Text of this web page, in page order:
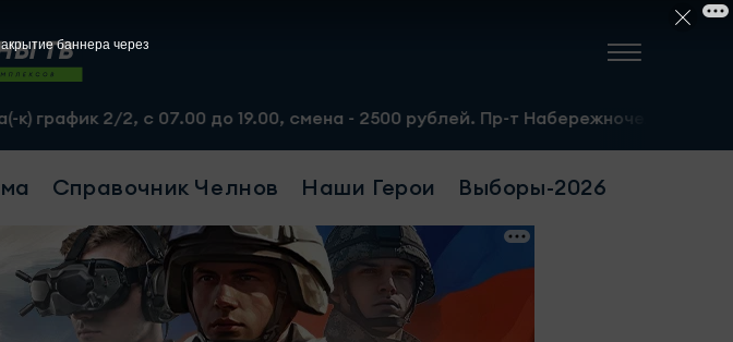
с 07.00 до 19.00, смена - 2500 рублей. Пр-т Набережночелнинский, 13а. Тел.: 8-
Справочник Челнов Наши Герои Выборы-2026
баннера через